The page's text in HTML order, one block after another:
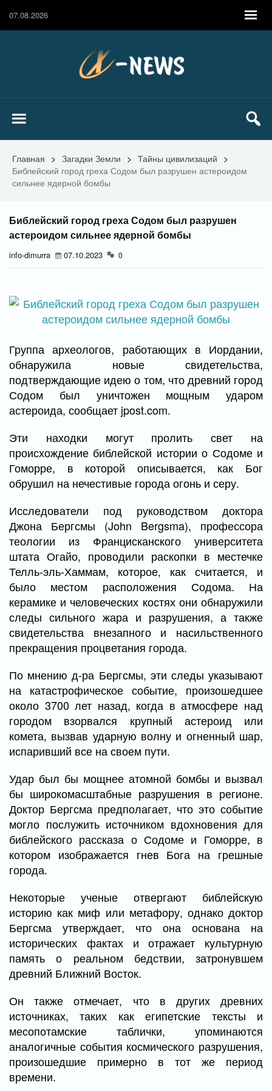
07.08.2026
Главная > Загадки Земли > Тайны цивилизаций >
Библейский город греха Содом был разрушен астероидом
сильнее ядерной бомбы
Библейский город греха Содом был разрушен
астероидом сильнее ядерной бомбы
info-dimurra 07.10.2023 0
Группа археологов, работающих в Иордании,
обнаружила новые свидетельства,
подтверждающие идею о том, что древний город
Содом был уничтожен мощным ударом
астероида, сообщает jpost.com.
Эти находки могут пролить свет на
происхождение библейской истории о Содоме и
Гоморре, в которой описывается, как Бог
обрушил на нечестивые города огонь и серу.
Исследователи под руководством доктора
Джона Бергсмы (John Bergsma), профессора
теологии из Францисканского университета
штата Огайо, проводили раскопки в местечке
Телль-эль-Хаммам, которое, как считается, и
было местом расположения Содома. На
керамике и человеческих костях они обнаружили
следы сильного жара и разрушения, а также
свидетельства внезапного и насильственного
прекращения процветания города.
По мнению д-ра Бергсмы, эти следы указывают
на катастрофическое событие, произошедшее
около 3700 лет назад, когда в атмосфере над
городом взорвался крупный астероид или
комета, вызвав ударную волну и огненный шар,
испаривший все на своем пути.
Удар был бы мощнее атомной бомбы и вызвал
бы широкомасштабные разрушения в регионе.
Доктор Бергсма предполагает, что это событие
могло послужить источником вдохновения для
библейского рассказа о Содоме и Гоморре, в
котором изображается гнев Бога на грешные
города.
Некоторые ученые отвергают библейскую
историю как миф или метафору, однако доктор
Бергсма утверждает, что она основана на
исторических фактах и отражает культурную
память о реальном бедствии, затронувшем
древний Ближний Восток.
Он также отмечает, что в других древних
источниках, таких как египетские тексты и
месопотамские таблички, упоминаются
аналогичные события космического разрушения,
произошедшие примерно в тот же период
времени.